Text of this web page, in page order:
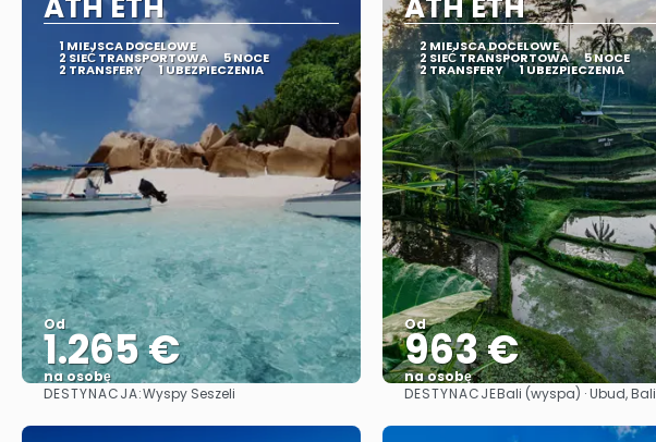
1 MIEJSCA DOCELOWE
2 SIEĆ TRANSPORTOWA 5 NOCE
2 TRANSFERY 1 UBEZPIECZENIA
Od
1.265 €
na osobę
Zobacz
DESTYNACJA:Wyspy Seszeli
2 MIEJSCA DOCELOWE
2 SIEĆ TRANSPORTOWA 5 NOCE
2 TRANSFERY 1 UBEZPIECZENIA
Od
963 €
na osobę
Zobacz
DESTYNACJEBali (wyspa) · Ubud, Bali